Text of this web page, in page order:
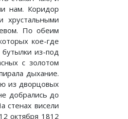
нам. Коридор
хрустальными
По обеим
кое-где
из-под
с золотом
дыхание.
из дворцовых
добрались до
стенах висели
октября 1812